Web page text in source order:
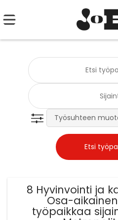
Työsuhteen
8 Hyvinvointi ja
Osa-
työpaikkaa